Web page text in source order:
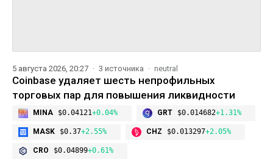
5 августа 2026, 20:27 3 источника neutral
Coinbase удаляет шесть непрофильных
торговых пар для повышения ликвидности
MINA $0.04121+0.04% GRT $0.014682+1.31%
MASK $0.37+2.55% CHZ $0.013297+2.05%
CRO $0.04899+0.61%